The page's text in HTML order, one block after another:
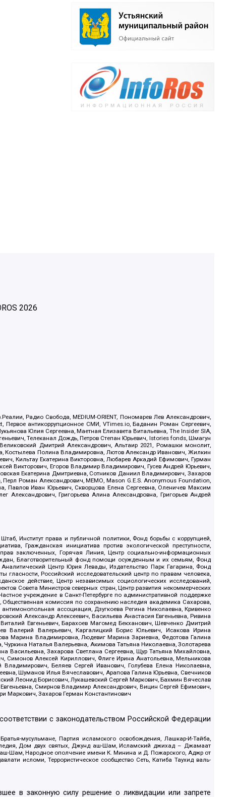
2026
Радио Свобода, MEDIUM-ORIENT, Пономарев Лев Александрович,
антикоррупционное СМИ, VTimes.io, Баданин Роман Сергеевич,
Юлия Сергеевна, Маетная Елизавета Витальевна, The Insider SIA,
Телеканал Дождь, Петров Степан Юрьевич, Istories fonds, Шмагун
Дмитрий Александрович, Альтаир 2021, Ромашки монолит,
Костылева Полина Владимировна, Лютов Александр Иванович, Жилкин
Кильтау Екатерина Викторовна, Любарев Аркадий Ефимович, Гурман
Викторович, Егоров Владимир Владимирович, Гусев Андрей Юрьевич,
Екатерина Дмитриевна, Сотников Даниил Владимирович, Захаров
Перл Роман Александрович, МЕМО, Mason G.E.S. Anonymous Foundation,
Павлов Иван Юрьевич, Скворцова Елена Сергеевна, Оленичев Максим
Александрович, Григорьева Алина Александровна, Григорьев Андрей
Институт права и публичной политики, Фонд борьбы с коррупцией,
Гражданская инициатива против экологической преступности,
заключенных, Горячая Линия, Центр социально-информационных
Благотворительный фонд помощи осужденным и их семьям, Фонд
Центр Юрия Левады, Издательство Парк Гагарина, Фонд
Российский исследовательский центр по правам человека,
действие, Центр независимых социологических исследований,
Совета Министров северных стран, Центр развития некоммерческих
учреждение в Санкт-Петербурге по административной поддержке
комиссия по сохранению наследия академика Сахарова,
ассоциация, Дзугкоева Регина Николаевна, Кривенко
Александр Алексеевич, Васильева Анастасия Евгеньевна, Ривина
Евгеньевич, Барахоев Магомед Бекханович, Шевченко Дмитрий
Валерий Валерьевич, Каргалицкий Борис Юльевич, Исакова Ирина
Марина Владимировна, Людевиг Марина Зариевна, Федотова Галина
Наталья Валерьевна, Акимова Татьяна Николаевна, Золотарева
Васильевна, Захарова Светлана Сергеевна, Щур Татьяна Михайловна,
Симонов Алексей Кириллович, Флиге Ирина Анатольевна, Мельникова
Беляев Сергей Иванович, Голубева Елена Николаевна,
Шуманов Илья Вячеславович, Арапова Галина Юрьевна, Свечников
Леонид Борисович, Лукашевский Сергей Маркович, Бахмин Вячеслав
Смирнов Владимир Александрович, Вицин Сергей Ефимович,
Маркович, Захаров Герман Константинович
с законодательством Российской Федерации
мусульмане, Партия исламского освобождения, Лашкар-И-Тайба,
Дом двух святых, Джунд аш-Шам, Исламский джихад – Джамаат
аш-Шам, Народное ополчение имени К. Минина и Д. Пожарского, Аджр от
исломи, Террористическое сообщество Сеть, Катиба Таухид валь-
в законную силу решение о ликвидации или запрете